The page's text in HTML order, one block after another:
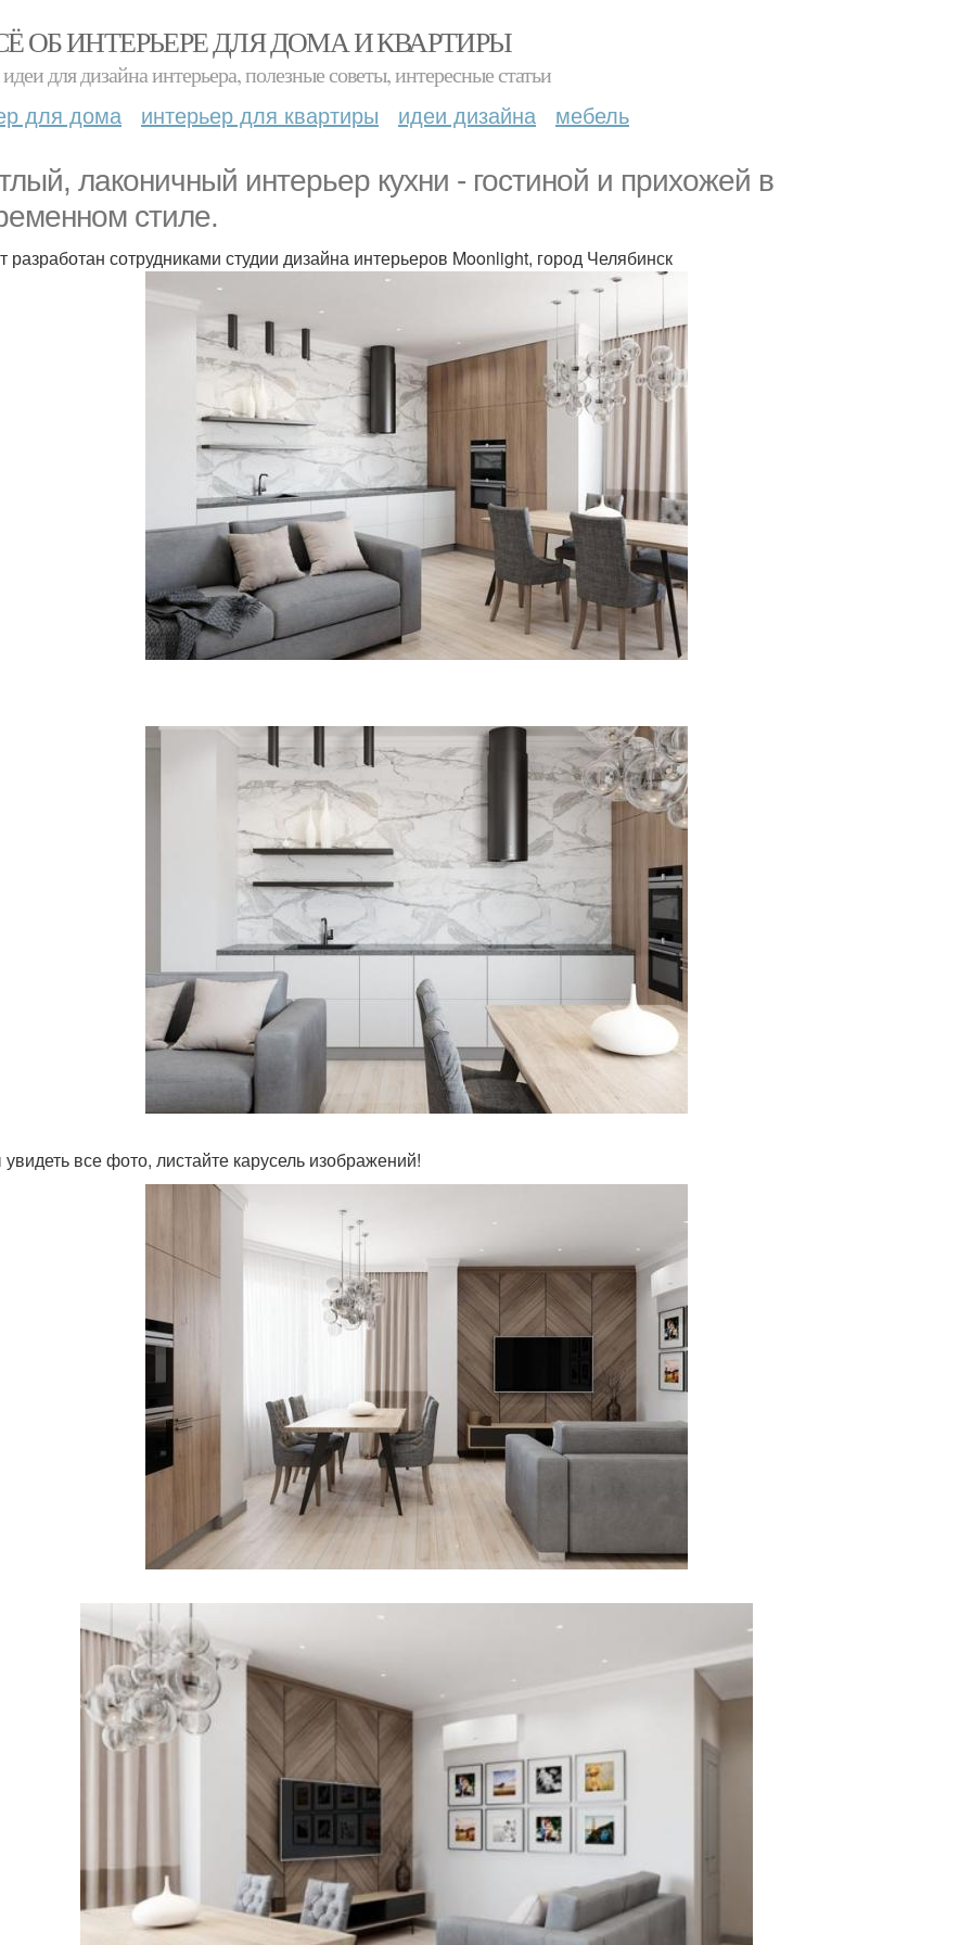
ОБ ИНТЕРЬЕРЕ ДЛЯ ДОМА И КВАРТИРЫ
для дизайна интерьера, полезные советы, интересные статьи
для дома интерьер для квартиры идеи дизайна мебель
лаконичный интерьер кухни - гостиной и прихожей в
стиле.
разработан сотрудниками студии дизайна интерьеров Moonlight, город Челябинск
все фото, листайте карусель изображений!